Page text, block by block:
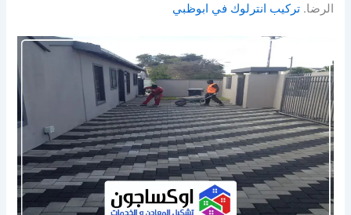
الرضا.تركيب انترلوك في ابوظبي